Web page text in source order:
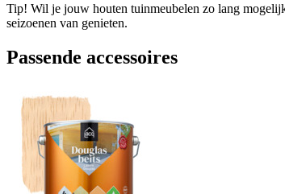
Tip! Wil je jouw houten tuinmeubelen zo lang
seizoenen van genieten.
Passende accessoires